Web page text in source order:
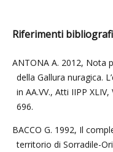
Riferimenti
ANTONA A. 2012, Nota
della Gallura nuragica.
in AA.VV., Atti IIPP
696.
BACCO G. 1992, Il
territorio di Sorradile-